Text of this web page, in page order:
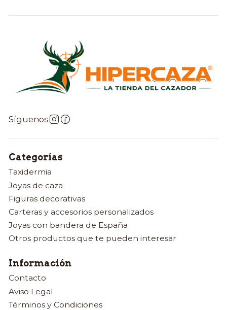
Síguenos
Categorías
Taxidermia
Joyas de caza
Figuras decorativas
Carteras y accesorios personalizados
Joyas con bandera de España
Otros productos que te pueden interesar
Información
Contacto
Aviso Legal
Términos y Condiciones